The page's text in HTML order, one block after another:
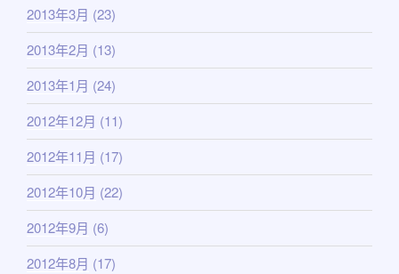
2013年3月 (23)
2013年2月 (13)
2013年1月 (24)
2012年12月 (11)
2012年11月 (17)
2012年10月 (22)
2012年9月 (6)
2012年8月 (17)